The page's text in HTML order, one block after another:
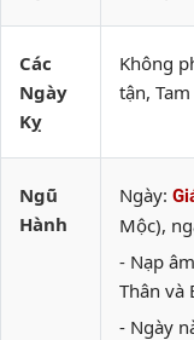
Các
Ngày
Kỵ
Không
tận,
Ngũ
Hành
Ngày:
Mộc),
- Nạp
Thân và
- Ngày